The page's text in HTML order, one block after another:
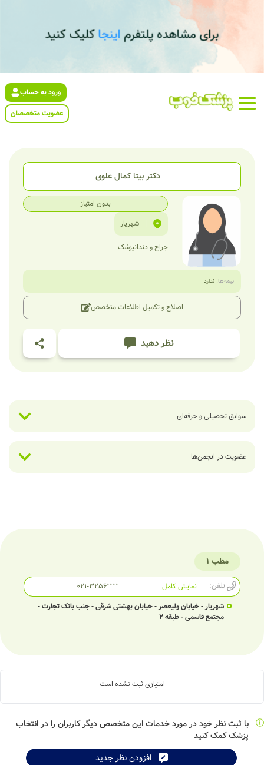
ورود به حساب
عضویت متخصصان
دکتر بیتا کمال علوی
بدون امتیاز
| شهریار
جراح و دندانپزشک
بیمه‌ها: ندارد
اصلاح و تکمیل اطلاعات متخصص
نظر دهید
سوابق تحصیلی و حرفه‌ای
عضویت در انجمن‌ها
مطب 1
تلفن: 021-3256****
نمایش کامل
شهریار - خیابان ولیعصر - خیابان بهشتی شرقی - جنب بانک تجارت -
مجتمع قاسمی - طبقه 2
امتیازی ثبت نشده است
با ثبت نظر خود در مورد خدمات این متخصص دیگر کاربران را در انتخاب
پزشک کمک کنید
افزودن نظر جدید